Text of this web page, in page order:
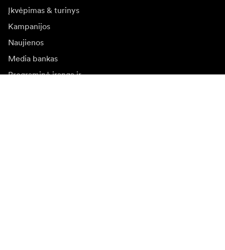
Įkvėpimas & turinys
Kampanijos
Naujienos
Media bankas
Programinė įranga ir